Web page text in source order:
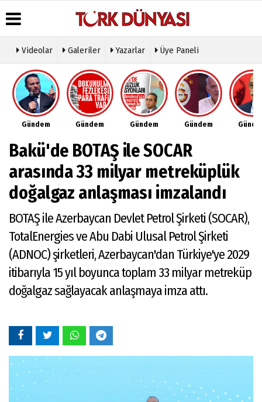
Üye Paneli
Haber
Arşivi
Gazete
Arşivi
Günün
Haberleri
Hava
Durumu
Gazete
Manşetleri
Anketler
Biyografiler
Köşe
Yazarları
Video
Galeri
Foto
Etkinlikler
Künye
İletişim
Çerez
Politikası
Videolar Galeriler Yazarlar Üye Paneli
Gündem Gündem Gündem Gündem
Bakü'de BOTAŞ ile SOCAR
arasında 33 milyar metreküplük
doğalgaz anlaşması imzalandı
BOTAŞ ile Azerbaycan Devlet Petrol Şirketi (SOCAR),
TotalEnergies ve Abu Dabi Ulusal Petrol Şirketi
(ADNOC) şirketleri, Azerbaycan'dan Türkiye'ye 2029
itibarıyla 15 yıl boyunca toplam 33 milyar metreküp
doğalgaz sağlayacak anlaşmaya imza attı.